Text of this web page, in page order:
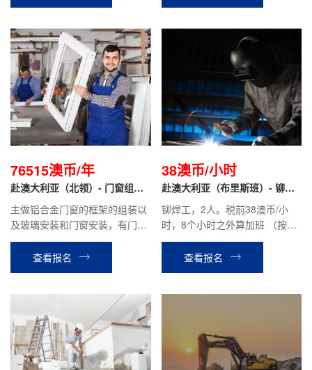
76515澳币/年
赴澳大利亚（北领）- 门窗组装
主做铝合金门窗的框架的组装以
及玻璃安装和门窗安装，有门窗
组装和安装经验的优先.
查看报名
38澳币/小时
赴澳大利亚（布里斯班）- 铆焊
铆焊工，2人。税前38澳币/小
时，8个小时之外算加班 （按照
法律规定）现在职工人税前2400
澳币/周（含加班）
查看报名